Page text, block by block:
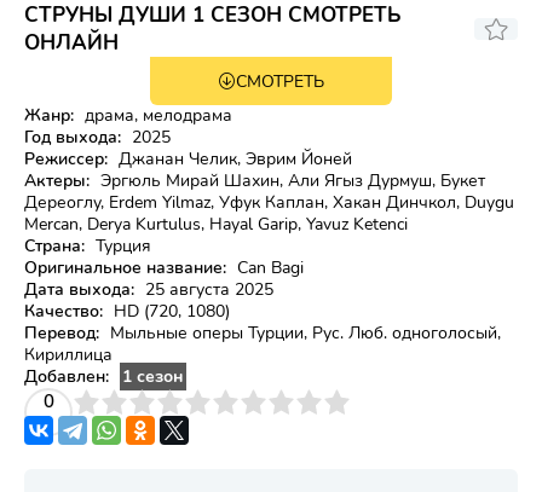
СТРУНЫ ДУШИ 1 СЕЗОН СМОТРЕТЬ
ОНЛАЙН
СМОТРЕТЬ
Жанр: драма, мелодрама
Год выхода: 2025
Режиссер: Джанан Челик, Эврим Йоней
Актеры: Эргюль Мирай Шахин, Али Ягыз Дурмуш, Букет
Дереоглу, Erdem Yilmaz, Уфук Каплан, Хакан Динчкол, Duygu
Mercan, Derya Kurtulus, Hayal Garip, Yavuz Ketenci
Страна: Турция
Оригинальное название: Can Bagi
Дата выхода: 25 августа 2025
Качество: HD (720, 1080)
Перевод: Мыльные оперы Турции, Рус. Люб. одноголосый,
Кириллица
Добавлен:
1 сезон
0
4 5 6 7 8 9 10